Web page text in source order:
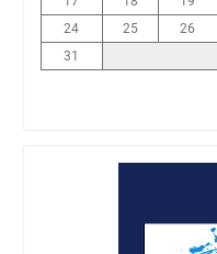
24
25 26
31